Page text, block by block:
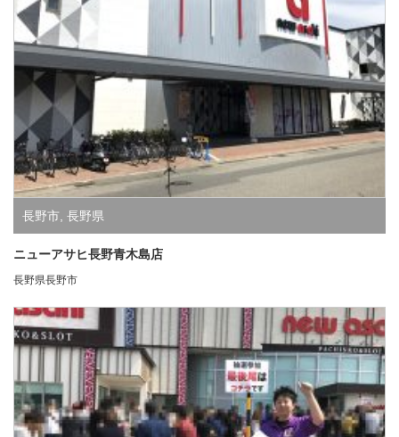
長野市, 長野県
ニューアサヒ長野青木島店
長野県長野市